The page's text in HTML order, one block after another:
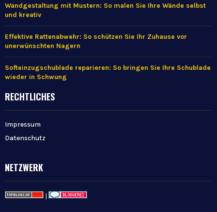
Wandgestaltung mit Mustern: So malen Sie Ihre Wände selbst
und kreativ
Effektive Rattenabwehr: So schützen Sie Ihr Zuhause vor
unerwünschten Nagern
Softeinzugschublade reparieren: So bringen Sie Ihre Schublade
wieder in Schwung
RECHTLICHES
Impressum
Datenschutz
NETZWERK
|